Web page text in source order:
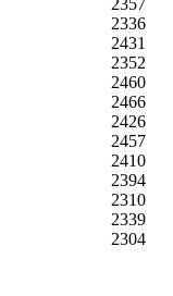
2357
2336
2431
2352
2460
2466
2426
2457
2410
2394
2310
2339
2304